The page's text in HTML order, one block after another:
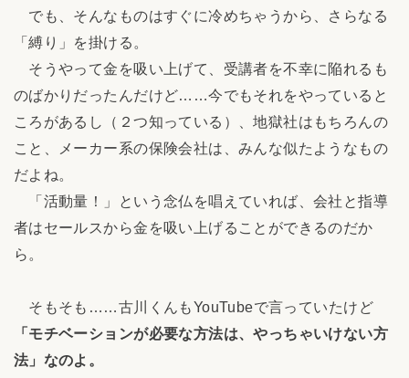
でも、そんなものはすぐに冷めちゃうから、さらなる
「縛り」を掛ける。
そうやって金を吸い上げて、受講者を不幸に陥れるも
のばかりだったんだけど……今でもそれをやっていると
ころがあるし（２つ知っている）、地獄社はもちろんの
こと、メーカー系の保険会社は、みんな似たようなもの
だよね。
「活動量！」という念仏を唱えていれば、会社と指導
者はセールスから金を吸い上げることができるのだか
ら。
そもそも……古川くんもYouTubeで言っていたけど
「モチベーションが必要な方法は、やっちゃいけない方
法」なのよ。